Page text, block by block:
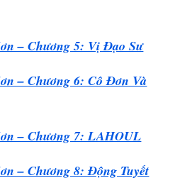
– Chương 5: Vị Đạo Sư
– Chương 6: Cô Đơn Và
– Chương 7: LAHOUL
– Chương 8: Động Tuyết